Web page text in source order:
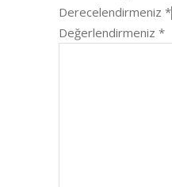
Derecelendirmeniz *
Değerlendirmeniz *